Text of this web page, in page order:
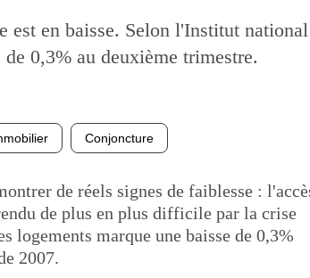
est en baisse. Selon l'Institut
0,3% au deuxième trimestre.
Conjoncture
de réels signes de faiblesse :
de plus en plus difficile par la crise
logements marque une baisse de 0,3%
2007.